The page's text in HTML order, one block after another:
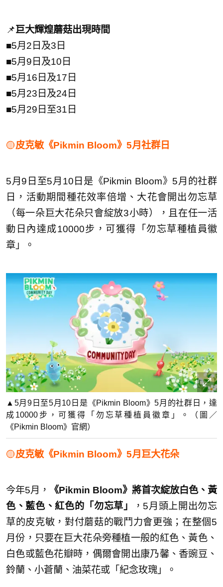
📌巨大輝煌蘑菇出現時間
■5月2日及3日
■5月9日及10日
■5月16日及17日
■5月23日及24日
■5月29日至31日
🟡皮克敏《Pikmin Bloom》5月社群日
5月9日至5月10日是《Pikmin Bloom》5月的社群
日，活動期間種花效率倍增、大花會開出勿忘草
（每一朵巨大花朵只會綻放3小時），且在任一活
動日內達成10000步，可獲得「勿忘草種植員徽
章」。
▲5月9日至5月10日是《Pikmin Bloom》5月的社群日，達
成10000步，可獲得「勿忘草種植員徽章」。（圖／
《Pikmin Bloom》官網）
🟡皮克敏《Pikmin Bloom》5月巨大花朵
今年5月，
《Pikmin Bloom》將首次綻放白色、黃
色、藍色、紅色的「勿忘草」
，5月頭上開出勿忘
草的皮克敏，對付蘑菇的戰鬥力會更強；在整個5
月份，只要在巨大花朵旁種植一般的紅色、黃色、
白色或藍色花瓣時，偶爾會開出康乃馨、香豌豆、
鈴蘭、小蒼蘭、油菜花或「紀念玫瑰」。